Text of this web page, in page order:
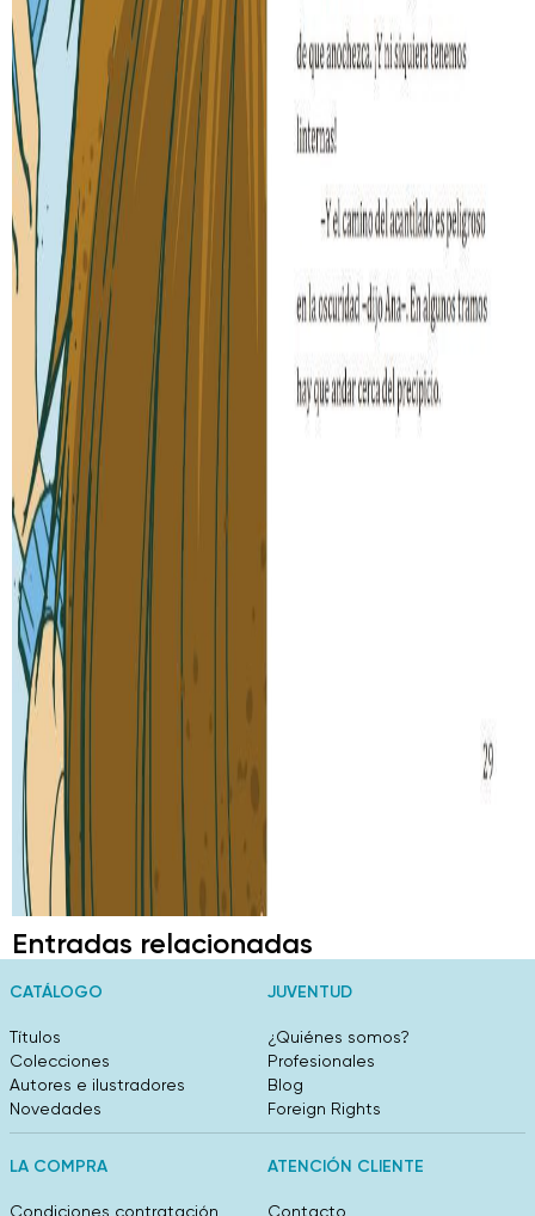
Entradas relacionadas
CATÁLOGO
Títulos
Colecciones
Autores e ilustradores
Novedades
JUVENTUD
¿Quiénes somos?
Profesionales
Blog
Foreign Rights
LA COMPRA
Condiciones contratación
ATENCIÓN CLIENTE
Contacto